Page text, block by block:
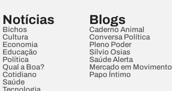
Notícias
Bichos
Cultura
Economia
Educação
Política
Qual a Boa?
Cotidiano
Saúde
Blogs
Caderno Animal
Conversa Política
Pleno Poder
Sílvio Osias
Saúde Alerta
Mercado em Movimento
Papo Íntimo